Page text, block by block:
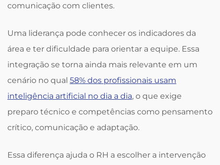
comunicação com clientes.
Uma liderança pode conhecer os indicadores da
área e ter dificuldade para orientar a equipe. Essa
integração se torna ainda mais relevante em um
cenário no qual 58% dos profissionais usam
inteligência artificial no dia a dia, o que exige
preparo técnico e competências como pensamento
crítico, comunicação e adaptação.
Essa diferença ajuda o RH a escolher a intervenção